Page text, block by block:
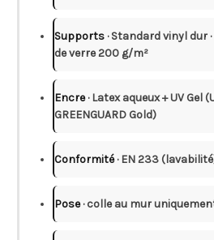
Supports · Standard vinyl dur
de verre 200 g/m²
Encre· Latex aqueux + UV Gel
GREENGUARD Gold)
Conformité· EN 233
Pose· colle au mur